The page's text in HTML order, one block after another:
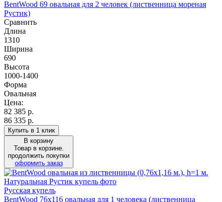
BentWood 69 овальная для 2 человек (лиственница мореная
Рустик)
Сравнить
Длина
1310
Ширина
690
Высота
1000-1400
Форма
Овальная
Цена:
82 385 р.
86 335 р.
Купить в 1 клик
В корзину
Товар в корзине.
продолжить покупки
оформить заказ
Русская купель
BentWood 76х116 овальная для 1 человека (лиственница